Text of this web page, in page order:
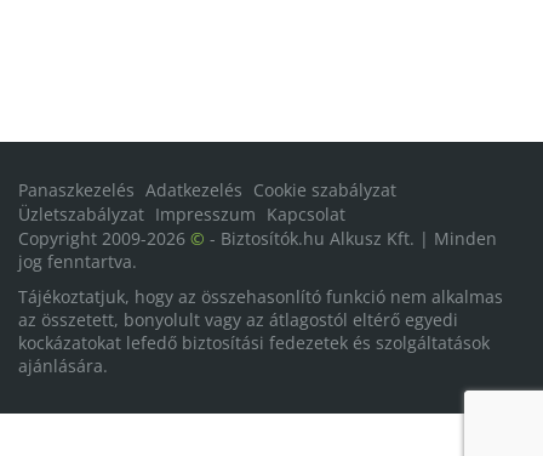
Panaszkezelés Adatkezelés Cookie szabályzat
Üzletszabályzat Impresszum Kapcsolat
Copyright 2009-2026 © - Biztosítók.hu Alkusz Kft. | Minden
jog fenntartva.
Tájékoztatjuk, hogy az összehasonlító funkció nem alkalmas
az összetett, bonyolult vagy az átlagostól eltérő egyedi
kockázatokat lefedő biztosítási fedezetek és szolgáltatások
ajánlására.